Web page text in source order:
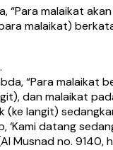
malaikat
malaikat)
“Para
dan malaikat
(ke langit)
‘Kami datang
Musnad no.